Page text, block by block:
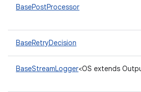
BasePostProcessor
BaseRetryDecision
BaseStreamLogger<OS extends